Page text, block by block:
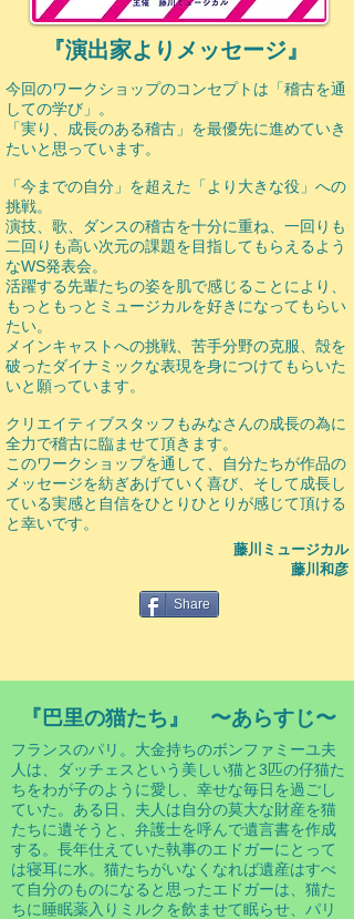
『演出家よりメッセージ』
今回のワークショップのコンセプトは「稽古を通
しての学び」。
「実り、成長のある稽古」を最優先に進めていき
たいと思っています。
「今までの自分」を超えた「より大きな役」への
挑戦。
演技、歌、ダンスの稽古を十分に重ね、一回りも
二回りも高い次元の課題を目指してもらえるよう
なWS発表会。
活躍する先輩たちの姿を肌で感じることにより、
もっともっとミュージカルを好きになってもらい
たい。
メインキャストへの挑戦、苦手分野の克服、殻を
破ったダイナミックな表現を身につけてもらいた
いと願っています。
クリエイティブスタッフもみなさんの成長の為に
全力で稽古に臨ませて頂きます。
このワークショップを通して、自分たちが作品の
メッセージを紡ぎあげていく喜び、そして成長し
ている実感と自信をひとりひとりが感じて頂ける
と幸いです。
​藤川ミュージカル
藤川和彦
Share
『巴里の猫たち』 〜あらすじ〜
フランスのパリ。大金持ちのボンファミーユ夫
人は、ダッチェスという美しい猫と3匹の仔猫た
ちをわが子のように愛し、幸せな毎日を過ごし
ていた。ある日、夫人は自分の莫大な財産を猫
たちに遺そうと、弁護士を呼んで遺言書を作成
する。長年仕えていた執事のエドガーにとって
は寝耳に水。猫たちがいなくなれば遺産はすべ
て自分のものになると思ったエドガーは、猫た
ちに睡眠薬入りミルクを飲ませて眠らせ、パリ